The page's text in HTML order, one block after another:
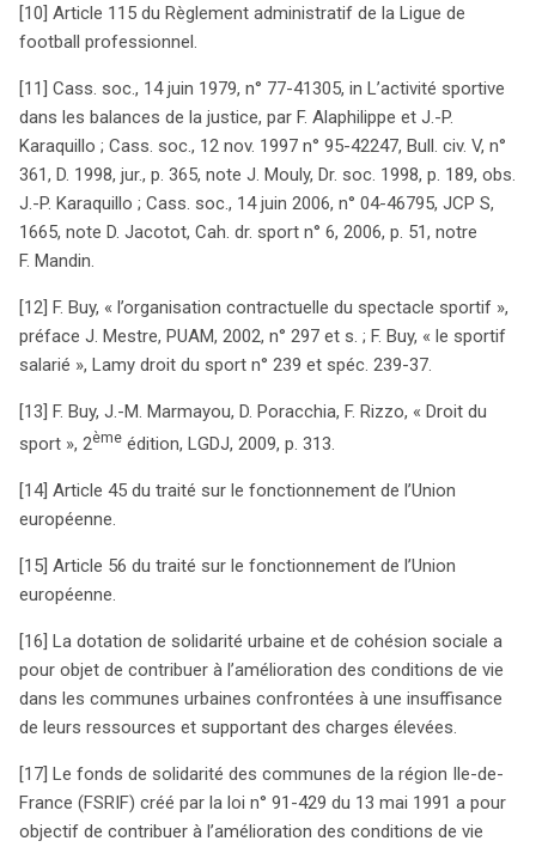
[10] Article 115 du Règlement administratif de la Ligue de
football professionnel.
[11] Cass. soc., 14 juin 1979, n° 77-41305, in L’activité sportive
dans les balances de la justice, par F. Alaphilippe et J.-P.
Karaquillo ; Cass. soc., 12 nov. 1997 n° 95-42247, Bull. civ. V, n°
361, D. 1998, jur., p. 365, note J. Mouly, Dr. soc. 1998, p. 189, obs.
J.-P. Karaquillo ; Cass. soc., 14 juin 2006, n° 04-46795, JCP S,
1665, note D. Jacotot, Cah. dr. sport n° 6, 2006, p. 51, notre
F. Mandin.
[12] F. Buy, « l’organisation contractuelle du spectacle sportif »,
préface J. Mestre, PUAM, 2002, n° 297 et s. ; F. Buy, « le sportif
salarié », Lamy droit du sport n° 239 et spéc. 239-37.
[13] F. Buy, J.-M. Marmayou, D. Poracchia, F. Rizzo, « Droit du
sport », 2ème édition, LGDJ, 2009, p. 313.
[14] Article 45 du traité sur le fonctionnement de l’Union
européenne.
[15] Article 56 du traité sur le fonctionnement de l’Union
européenne.
[16] La dotation de solidarité urbaine et de cohésion sociale a
pour objet de contribuer à l’amélioration des conditions de vie
dans les communes urbaines confrontées à une insuffisance
de leurs ressources et supportant des charges élevées.
[17] Le fonds de solidarité des communes de la région Ile-de-
France (FSRIF) créé par la loi n° 91-429 du 13 mai 1991 a pour
objectif de contribuer à l’amélioration des conditions de vie